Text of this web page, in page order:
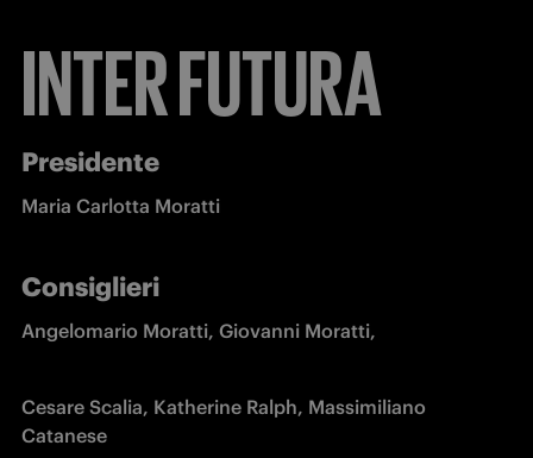
INTER FUTURA
Presidente
Maria Carlotta Moratti
Consiglieri
Angelomario Moratti, Giovanni Moratti,
Cesare Scalia, Katherine Ralph, Massimiliano
Catanese